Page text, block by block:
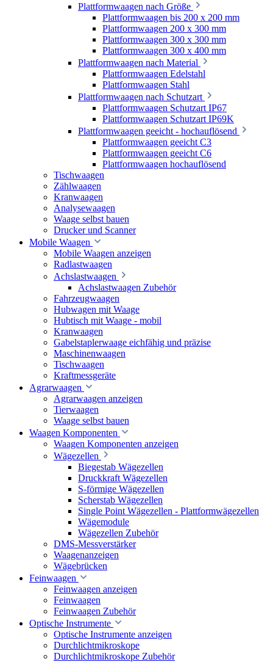
Plattformwaagen nach Größe
Plattformwaagen bis 200 x 200 mm
Plattformwaagen 200 x 300 mm
Plattformwaagen 300 x 300 mm
Plattformwaagen 300 x 400 mm
Plattformwaagen nach Material
Plattformwaagen Edelstahl
Plattformwaagen Stahl
Plattformwaagen nach Schutzart
Plattformwaagen Schutzart IP67
Plattformwaagen Schutzart IP69K
Plattformwaagen geeicht - hochauflösend
Plattformwaagen geeicht C3
Plattformwaagen geeicht C6
Plattformwaagen hochauflösend
Tischwaagen
Zählwaagen
Kranwaagen
Analysewaagen
Waage selbst bauen
Drucker und Scanner
Mobile Waagen
Mobile Waagen anzeigen
Radlastwaagen
Achslastwaagen
Achslastwaagen Zubehör
Fahrzeugwaagen
Hubwagen mit Waage
Hubtisch mit Waage - mobil
Kranwaagen
Gabelstaplerwaage eichfähig und präzise
Maschinenwaagen
Tischwaagen
Kraftmessgeräte
Agrarwaagen
Agrarwaagen anzeigen
Tierwaagen
Waage selbst bauen
Waagen Komponenten
Waagen Komponenten anzeigen
Wägezellen
Biegestab Wägezellen
Druckkraft Wägezellen
S-förmige Wägezellen
Scherstab Wägezellen
Single Point Wägezellen - Plattformwägezellen
Wägemodule
Wägezellen Zubehör
DMS-Messverstärker
Waagenanzeigen
Wägebrücken
Feinwaagen
Feinwaagen anzeigen
Feinwaagen
Feinwaagen Zubehör
Optische Instrumente
Optische Instrumente anzeigen
Durchlichtmikroskope
Durchlichtmikroskope Zubehör